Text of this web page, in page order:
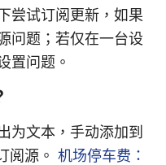
尝试订阅更新，如果
问题；若仅在一台设
置问题。
为文本，手动添加到
阅源。 机场停车费：